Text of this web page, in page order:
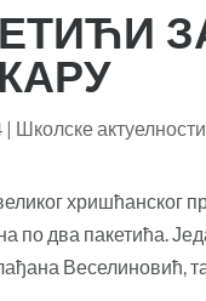
| Школске актуелности
хришћанског
по два пакетића.
Веселиновић,